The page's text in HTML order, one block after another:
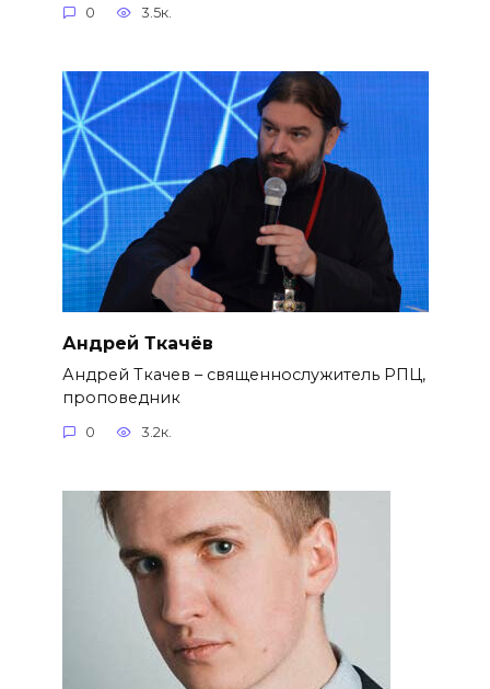
0 3.5к.
Андрей Ткачёв
Андрей Ткачев – священнослужитель РПЦ,
проповедник
0 3.2к.